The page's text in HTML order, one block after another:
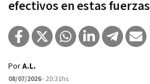
efectivos en estas fuerzas
PorA.L.
08/07/2026- 20:31hs